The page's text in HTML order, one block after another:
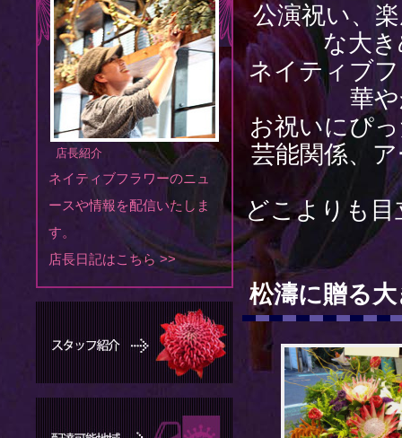
公演祝い、
な大
ネイティブ
華
お祝いにぴ
芸能関係、
どこよりも
松濤に贈る
店長紹介
ネイティブフラワーのニュ
ースや情報を配信いたしま
す。
店長日記はこちら >>